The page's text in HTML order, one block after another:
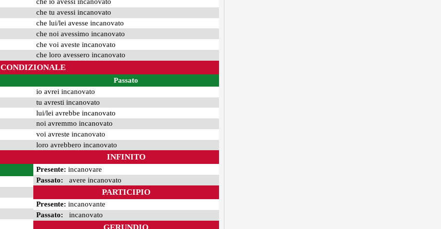
che io avessi incanovato
che tu avessi incanovato
che lui/lei avesse incanovato
che noi avessimo incanovato
che voi aveste incanovato
che loro avessero incanovato
CONDIZIONALE
Passato
io avrei incanovato
tu avresti incanovato
lui/lei avrebbe incanovato
noi avremmo incanovato
voi avreste incanovato
loro avrebbero incanovato
INFINITO
Presente: incanovare
Passato: avere incanovato
PARTICIPIO
Presente: incanovante
Passato: incanovato
GERUNDIO